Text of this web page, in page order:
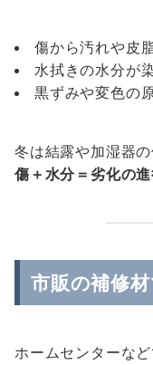
傷から汚れや皮
水拭きの水分が
黒ずみや変色の
冬は結露や加湿器の
傷＋水分＝劣化の
市販の補修
ホームセンターな